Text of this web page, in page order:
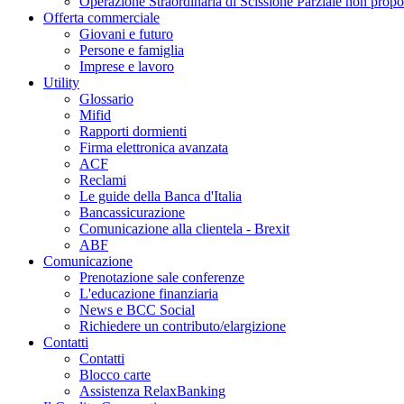
Offerta commerciale
Giovani e futuro
Persone e famiglia
Imprese e lavoro
Utility
Glossario
Mifid
Rapporti dormienti
Firma elettronica avanzata
ACF
Reclami
Le guide della Banca d'Italia
Bancassicurazione
Comunicazione alla clientela - Brexit
ABF
Comunicazione
Prenotazione sale conferenze
L'educazione finanziaria
News e BCC Social
Richiedere un contributo/elargizione
Contatti
Contatti
Blocco carte
Assistenza RelaxBanking